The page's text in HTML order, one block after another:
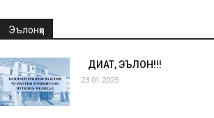
Эълонҳо
ДИҚҚАТ, ЭЪЛОН!!!
23.01.2025